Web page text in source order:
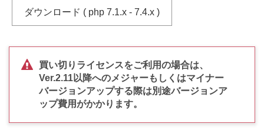
ダウンロード ( php 7.1.x - 7.4.x )
買い切りライセンスをご利用の場合は、
Ver.2.11以降へのメジャーもしくはマイナー
バージョンアップする際は別途バージョンア
ップ費用がかかります。